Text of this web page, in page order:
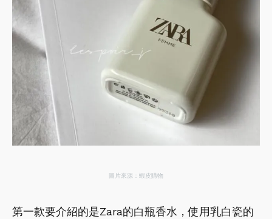
圖片來源：蝦皮購物
第一款要介紹的是Zara的白瓶香水，使用乳白瓷的